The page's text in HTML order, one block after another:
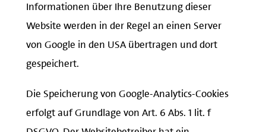
Informationen über Ihre Benutzung dieser
Website werden in der Regel an einen Server
von Google in den USA übertragen und dort
gespeichert.
Die Speicherung von Google-Analytics-Cookies
erfolgt auf Grundlage von Art. 6 Abs. 1 lit. f
DSGVO. Der Websitebetreiber hat ein